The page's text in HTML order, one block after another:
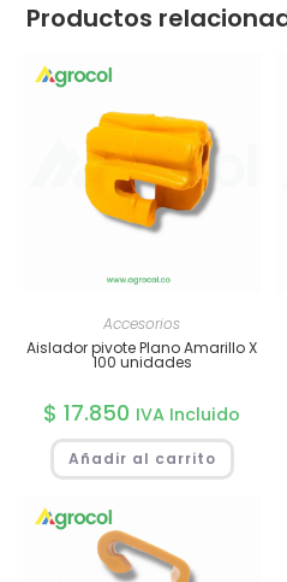
Productos
Accesorios
Aislador pivote Plano Amarillo X
100 unidades
$ 17.850 IVA Incluido
Añadir al carrito